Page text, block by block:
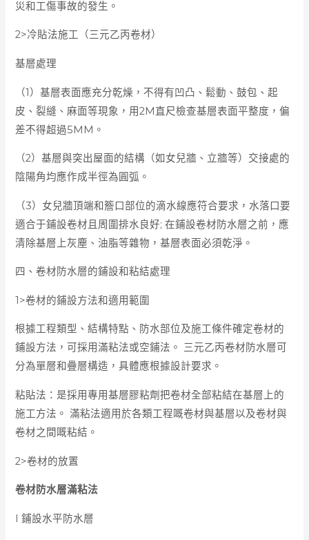
災和工傷事故的發生。
2>冷貼法施工（三元乙丙卷材）
基層處理
（1）基層表面應充分乾燥，不得有凹凸、鬆動、鼓包、起
皮、裂縫、麻面等現象，用2M直尺檢查基層表面平整度，偏
差不得超過5MM。
（2）基層與突出屋面的結構（如女兒牆、立牆等）交接處的
陰陽角均應作成半徑為圓弧。
（3）女兒牆頂端和簷口部位的滴水線應符合要求，水落口要
適合于鋪設卷材且周圍排水良好; 在鋪設卷材防水層之前，應
清除基層上灰塵、油脂等雜物，基層表面必須乾淨。
四、卷材防水層的鋪設和粘結處理
1>卷材的鋪設方法和適用範圍
根據工程類型、結構特點、防水部位及施工條件確定卷材的
鋪設方法，可採用滿粘法或空鋪法。 三元乙丙卷材防水層可
分為單層和疊層構造，具體應根據設計要求。
粘貼法：是採用專用基層膠粘劑把卷材全部粘結在基層上的
施工方法。 滿粘法適用於各類工程嘅卷材與基層以及卷材與
卷材之間嘅粘結。
2>卷材的放置
卷材防水層滿粘法
I 鋪設水平防水層